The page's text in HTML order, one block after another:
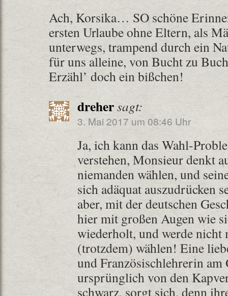
Ach, Korsika… SO schöne
ersten Urlaube ohne Eltern, als
unterwegs, trampend durch ein
für uns alleine, von Bucht zu
Erzähl’ doch ein bißchen!
drehersagt:
3. Mai 2017 um 08:46 Uhr
Ja, ich kann das Wahl-
verstehen, Monsieur denkt
niemanden wählen, und
sich adäquat auszudrücken
aber, mit der deutschen
hier mit großen Augen wie
wiederholt, und werde nicht
(trotzdem) wählen! Eine
und Französischlehrerin am
ursprünglich von den
schwarz, sorgt sich, denn